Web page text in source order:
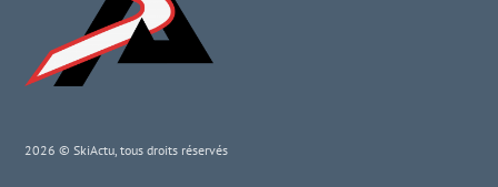
2026 © SkiActu, tous droits réservés